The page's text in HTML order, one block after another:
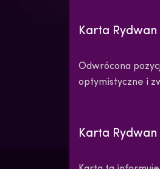
Karta
Odwrócona
optymistyczne i
Karta Rydwan